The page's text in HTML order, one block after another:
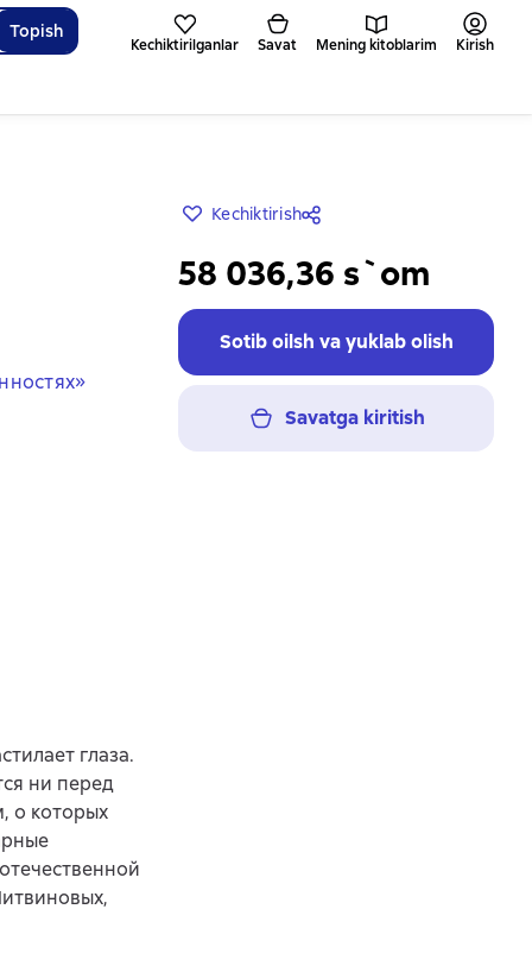
Topish
Kechiktirilganlar Savat Mening kitoblarim Kirish
Kechiktirish
58 036,36 s`om
Sotib oilsh va yuklab olish
Savatga kiritish
глаза.
ни перед
о которых